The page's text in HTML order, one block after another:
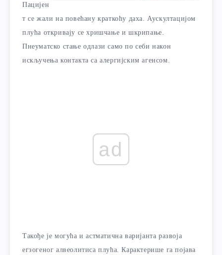
Пацијен
т се жали на повећану краткоћу даха. Аускултацијом
плућа откривају се хришчање и шкрипање.
Пнеуматско стање одлази само по себи након
искључења контакта са алергијским агенсом.
ad
Такође је могућа и астматична варијанта развоја
егзогеног алвеолитиса плућа. Карактерише га појава